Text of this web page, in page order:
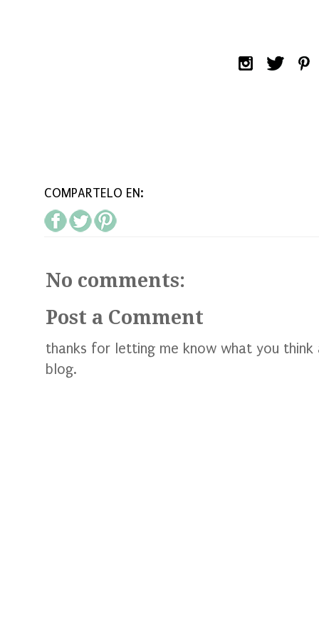
COMPARTELO EN:
No comments:
Post a Comment
thanks for letting me know what you think
blog.